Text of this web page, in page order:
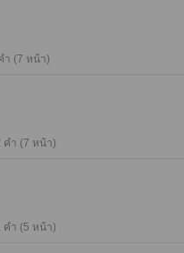
ำ (7 หน้า)
คำ (7 หน้า)
คำ (5 หน้า)